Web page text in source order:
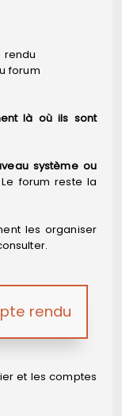
rendu
forum
là où ils sont
système ou
Le forum reste la
les organiser
rendu
et les comptes